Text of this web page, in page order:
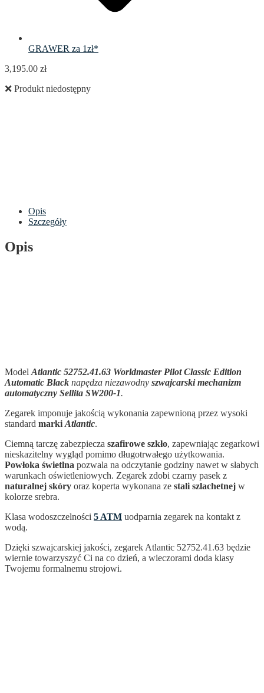
GRAWER za 1zł*
3,195.00 zł
❌ Produkt niedostępny
Opis
Szczegóły
Opis
Model Atlantic 52752.41.63 Worldmaster Pilot Classic Edition
Automatic Black napędza niezawodny szwajcarski mechanizm
automatyczny Sellita SW200-1.
Zegarek imponuje jakością wykonania zapewnioną przez wysoki
standard marki Atlantic.
Ciemną tarczę zabezpiecza szafirowe szkło, zapewniając zegarkowi
nieskazitelny wygląd pomimo długotrwałego użytkowania.
Powłoka świetlna pozwala na odczytanie godziny nawet w słabych
warunkach oświetleniowych. Zegarek zdobi czarny pasek z
naturalnej skóry oraz koperta wykonana ze stali szlachetnej w
kolorze srebra.
Klasa wodoszczelności 5 ATM uodparnia zegarek na kontakt z
wodą.
Dzięki szwajcarskiej jakości, zegarek Atlantic 52752.41.63 będzie
wiernie towarzyszyć Ci na co dzień, a wieczorami doda klasy
Twojemu formalnemu strojowi.